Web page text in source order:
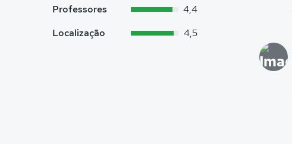
Professores
4,4
Localização
4,5